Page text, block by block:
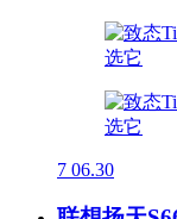
7 06.30